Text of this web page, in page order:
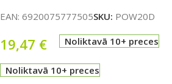
EAN: 6920075777505SKU: POW20D
19,47 € Noliktavā 10+ preces
Noliktavā 10+ preces